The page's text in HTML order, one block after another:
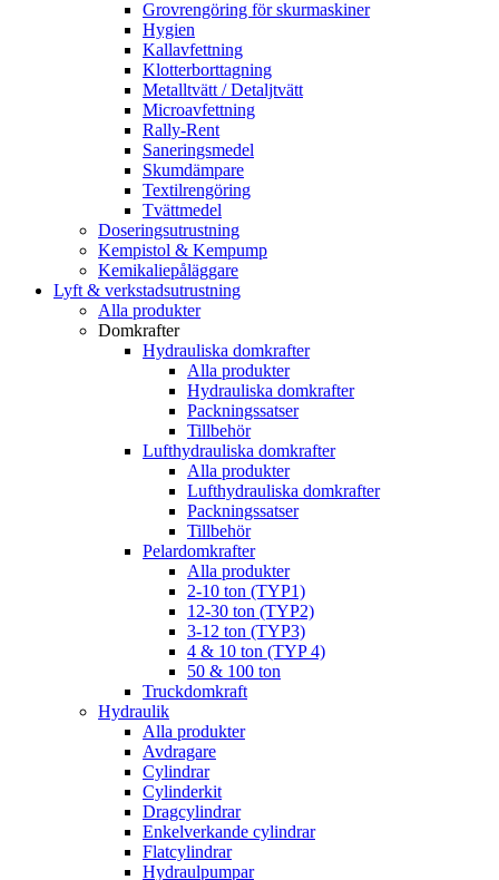
Grovrengöring för skurmaskiner
Hygien
Kallavfettning
Klotterborttagning
Metalltvätt / Detaljtvätt
Microavfettning
Rally-Rent
Saneringsmedel
Skumdämpare
Textilrengöring
Tvättmedel
Doseringsutrustning
Kempistol & Kempump
Kemikaliepåläggare
Lyft & verkstadsutrustning
Alla produkter
Domkrafter
Hydrauliska domkrafter
Alla produkter
Hydrauliska domkrafter
Packningssatser
Tillbehör
Lufthydrauliska domkrafter
Alla produkter
Lufthydrauliska domkrafter
Packningssatser
Tillbehör
Pelardomkrafter
Alla produkter
2-10 ton (TYP1)
12-30 ton (TYP2)
3-12 ton (TYP3)
4 & 10 ton (TYP 4)
50 & 100 ton
Truckdomkraft
Hydraulik
Alla produkter
Avdragare
Cylindrar
Cylinderkit
Dragcylindrar
Enkelverkande cylindrar
Flatcylindrar
Hydraulpumpar